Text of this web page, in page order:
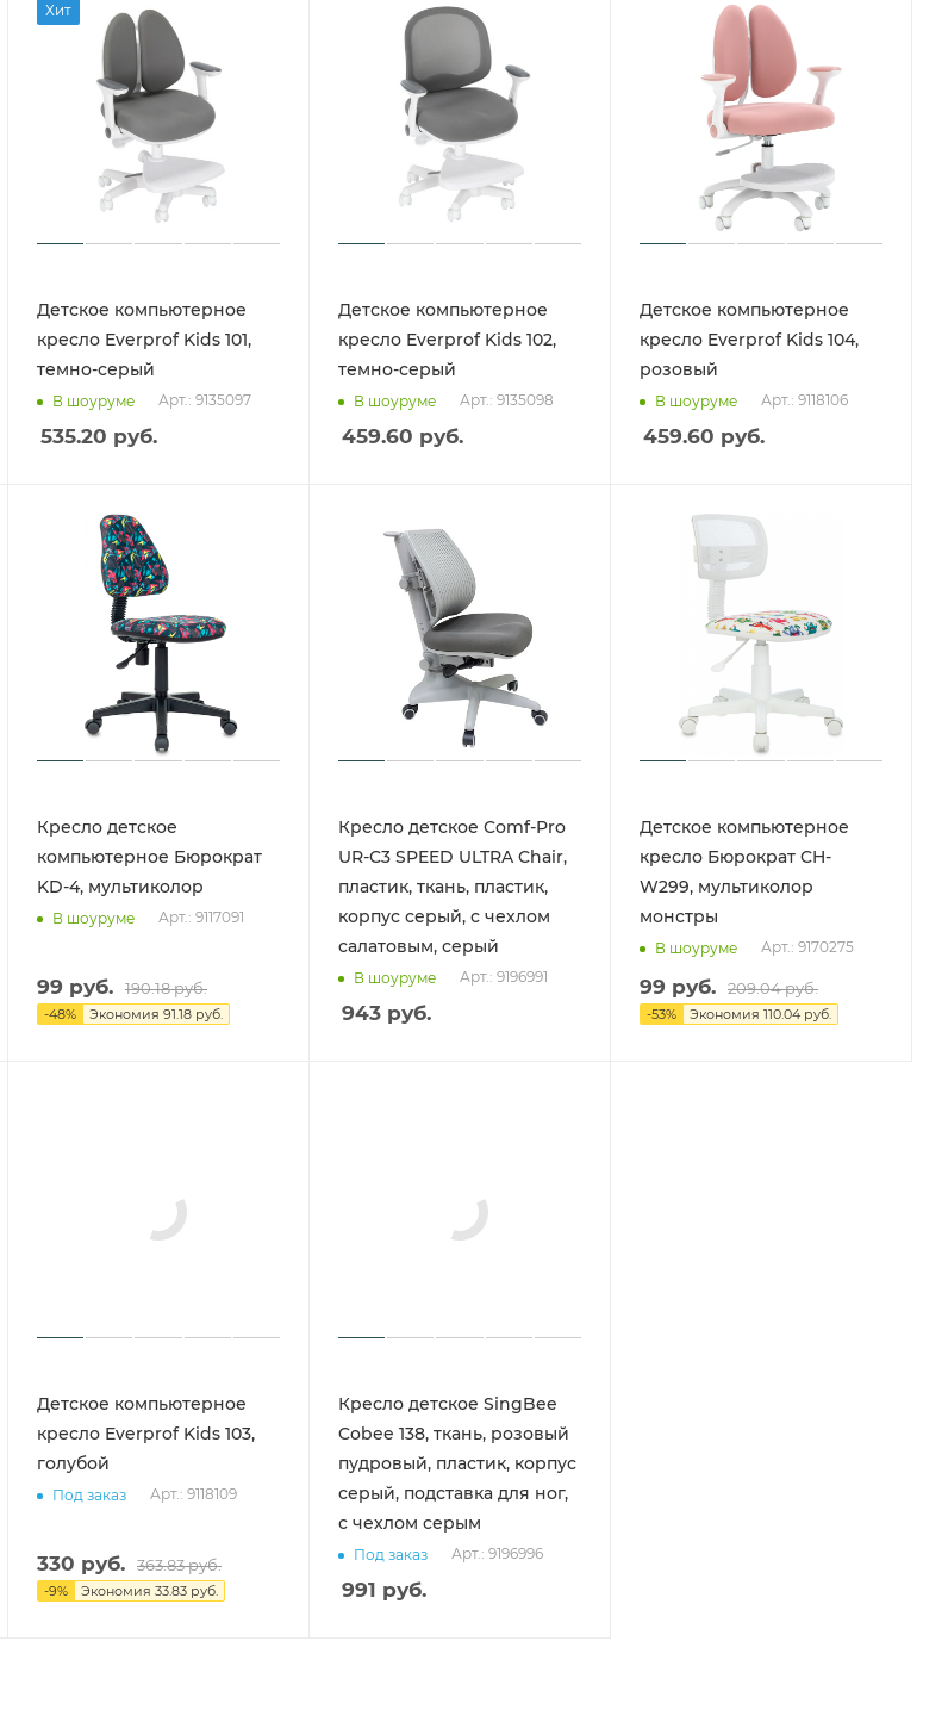
Хит
Детское компьютерное
кресло Everprof Kids 101,
темно-серый
В шоуруме Арт.: 9135097
535.20 руб.
Детское компьютерное
кресло Everprof Kids 102,
темно-серый
В шоуруме Арт.: 9135098
459.60 руб.
Детское компьютерное
кресло Everprof Kids 104,
розовый
В шоуруме Арт.: 9118106
459.60 руб.
Кресло детское
компьютерное Бюрократ
KD-4, мультиколор
В шоуруме Арт.: 9117091
99 руб. 190.18руб.
-48% Экономия 91.18 руб.
Кресло детское Comf-Pro
UR-C3 SPEED ULTRA Chair,
пластик, ткань, пластик,
корпус серый, с чехлом
салатовым, серый
В шоуруме Арт.: 9196991
943 руб.
Детское компьютерное
кресло Бюрократ CH-
W299, мультиколор
монстры
В шоуруме Арт.: 9170275
99 руб. 209.04руб.
-53% Экономия 110.04 руб.
Детское компьютерное
кресло Everprof Kids 103,
голубой
Под заказ Арт.: 9118109
330 руб. 363.83руб.
-9% Экономия 33.83 руб.
Кресло детское SingBee
Cobee 138, ткань, розовый
пудровый, пластик, корпус
серый, подставка для ног,
с чехлом серым
Под заказ Арт.: 9196996
991 руб.